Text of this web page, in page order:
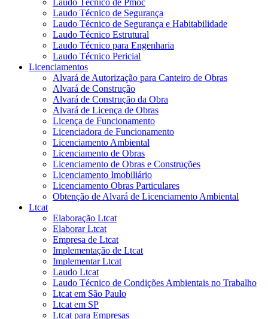
Laudo Técnico de Segurança
Laudo Técnico de Segurança e Habitabilidade
Laudo Técnico Estrutural
Laudo Técnico para Engenharia
Laudo Técnico Pericial
Licenciamentos
Alvará de Autorização para Canteiro de Obras
Alvará de Construção
Alvará de Construção da Obra
Alvará de Licença de Obras
Licença de Funcionamento
Licenciadora de Funcionamento
Licenciamento Ambiental
Licenciamento de Obras
Licenciamento de Obras e Construções
Licenciamento Imobiliário
Licenciamento Obras Particulares
Obtenção de Alvará de Licenciamento Ambiental
Ltcat
Elaboração Ltcat
Elaborar Ltcat
Empresa de Ltcat
Implementação de Ltcat
Implementar Ltcat
Laudo Ltcat
Laudo Técnico de Condições Ambientais no Trabalho
Ltcat em São Paulo
Ltcat em SP
Ltcat para Empresas